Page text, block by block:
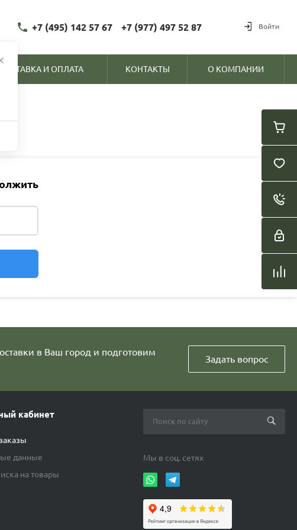
+7 (495) 142 57 67 +7 (977) 497 52 87 Войти
ДОСТАВКА И ОПЛАТА КОНТАКТЫ О КОМПАНИИ
в Ваш город и подготовим
Задать вопрос
кабинет
данные
на товары
Мы в соц. сетях